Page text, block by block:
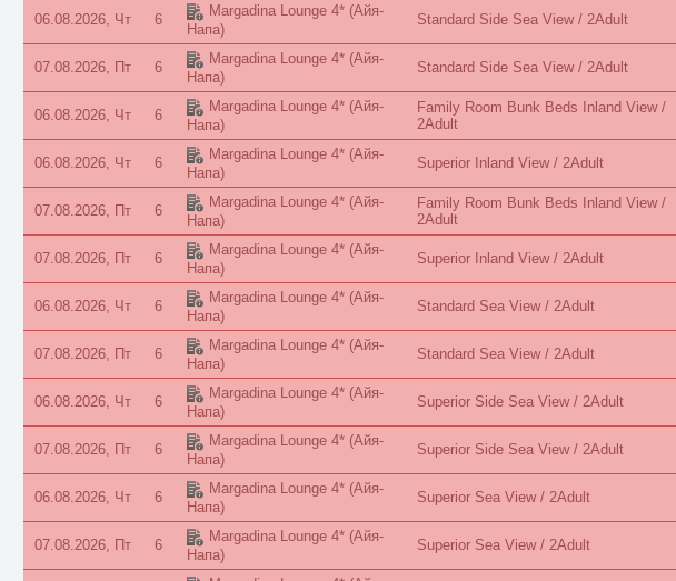
06.08.2026, Чт 6
Margadina Lounge 4*(Айя-
Напа)
Standard Side Sea View / 2Adult
07.08.2026, Пт 6
Margadina Lounge 4*(Айя-
Напа)
Standard Side Sea View / 2Adult
06.08.2026, Чт 6
Margadina Lounge 4*(Айя-
Напа)
Family Room Bunk Beds Inland View /
2Adult
06.08.2026, Чт 6
Margadina Lounge 4*(Айя-
Напа)
Superior Inland View / 2Adult
07.08.2026, Пт 6
Margadina Lounge 4*(Айя-
Напа)
Family Room Bunk Beds Inland View /
2Adult
07.08.2026, Пт 6
Margadina Lounge 4*(Айя-
Напа)
Superior Inland View / 2Adult
06.08.2026, Чт 6
Margadina Lounge 4*(Айя-
Напа)
Standard Sea View / 2Adult
07.08.2026, Пт 6
Margadina Lounge 4*(Айя-
Напа)
Standard Sea View / 2Adult
06.08.2026, Чт 6
Margadina Lounge 4*(Айя-
Напа)
Superior Side Sea View / 2Adult
07.08.2026, Пт 6
Margadina Lounge 4*(Айя-
Напа)
Superior Side Sea View / 2Adult
06.08.2026, Чт 6
Margadina Lounge 4*(Айя-
Напа)
Superior Sea View / 2Adult
07.08.2026, Пт 6
Margadina Lounge 4*(Айя-
Напа)
Superior Sea View / 2Adult